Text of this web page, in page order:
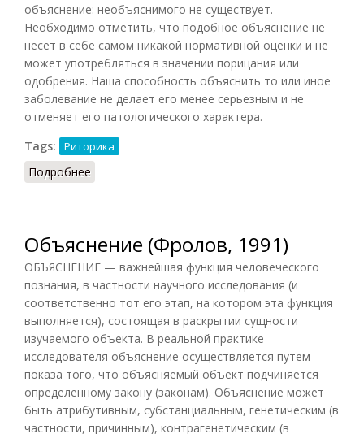
объяснение: необъяснимого не существует.
Необходимо отметить, что подобное объяснение не
несет в себе самом никакой нормативной оценки и не
может употребляться в значении порицания или
одобрения. Наша способность объяснить то или иное
заболевание не делает его менее серьезным и не
отменяет его патологического характера.
Tags:
Риторика
Подробнее
Объяснение (Фролов, 1991)
ОБЪЯСНЕНИЕ — важнейшая функция человеческого
познания, в частности научного исследования (и
соответственно тот его этап, на котором эта функция
выполняется), состоящая в раскрытии сущности
изучаемого объекта. В реальной практике
исследователя объяснение осуществляется путем
показа того, что объясняемый объект подчиняется
определенному закону (законам). Объяснение может
быть атрибутивным, субстанциальным, генетическим (в
частности, причинным), контрагенетическим (в